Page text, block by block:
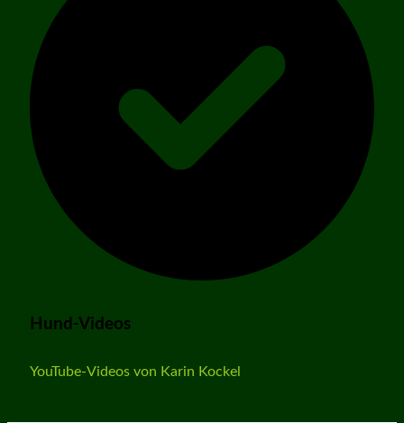
Hund-Videos
YouTube-Videos von Karin Kockel